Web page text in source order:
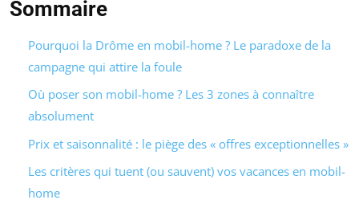
Sommaire
Pourquoi la Drôme en mobil-home ? Le paradoxe de la
campagne qui attire la foule
Où poser son mobil-home ? Les 3 zones à connaître
absolument
Prix et saisonnalité : le piège des « offres exceptionnelles »
Les critères qui tuent (ou sauvent) vos vacances en mobil-
home